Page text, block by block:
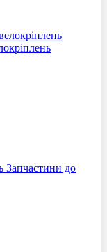
Запчастини до